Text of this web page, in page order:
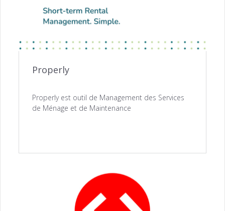
Properly
Properly est outil de Management des Services
de Ménage et de Maintenance